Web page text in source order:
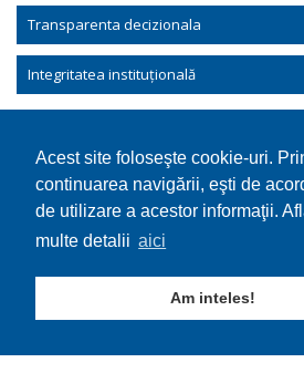
Acest site foloseşte cookie-uri.
continuarea navigării, eşti de
de utilizare a acestor informaţii.
multe detalii aici
Am inteles!
Transparenta decizionala
Integritatea instituțională
Copyright © 2026 Comuna Ohaba
rezervate.
Utilizare cookie-uri